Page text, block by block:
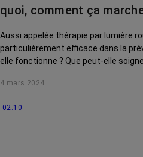
quoi, comment ça
Aussi appelée thérapie par lumière
particulièrement efficace dans la
elle fonctionne ? Que peut-elle
4 mars 2024
02:10